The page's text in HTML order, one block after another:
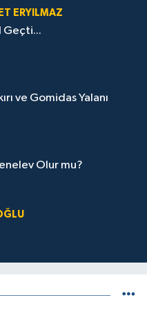
ERYILMAZ
Geçti...
ve Gomidas Yalanı
Olur mu?